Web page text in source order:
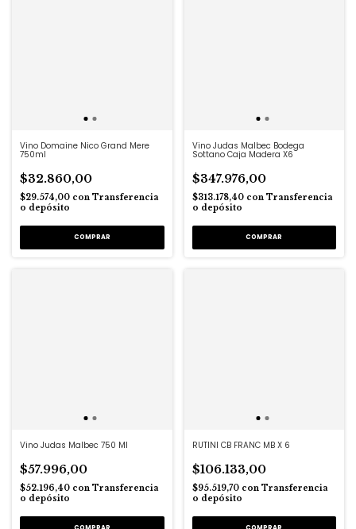
Vino Domaine Nico Grand Mere
750ml
$32.860,00
$29.574,00 con Transferencia
o depósito
Vino Judas Malbec Bodega
Sottano Caja Madera X6
$347.976,00
$313.178,40 con Transferencia
o depósito
Vino Judas Malbec 750 Ml
$57.996,00
$52.196,40 con Transferencia
o depósito
RUTINI CB FRANC MB X 6
$106.133,00
$95.519,70 con Transferencia
o depósito